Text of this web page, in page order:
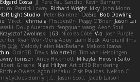
Edgard Costa JJ Pere Pau Sancho Kevin Barnum
Patrick Lowry Richard Wright kiky John Moon
Light Studio Peter Baintner Da5id Bob Dowling
Miket jehrmaig f1rstpers0n Peggy O'Brien Jason Lai
Doug Auerbach fengquan wang Aeon Soul
Krzysztof Zwolinski JG3 Nicolas Côté V-o Josh Purple
Ryan Won-Meng Apuy Liam Beck AuroranFilms
作 淡波 Melody Helen MacFarlane Makoto Izawa
Odin3D Travis Moiarte3d Tim van Helsdingen
Tomsen Andy Hickmott Mikayla
Hiroshi Saito
Grische Nigel Hillyer Art of 3D Rendering
Ritchie Owens Agon Ushaku Zisis Psalidas Nelson C
Bunny J.C. Jason Scott Jacob Larson